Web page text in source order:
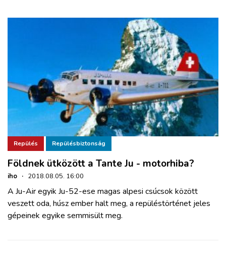
Repülés Repülésbiztonság
Földnek ütközött a Tante Ju - motorhiba?
iho · 2018.08.05. 16:00
A Ju-Air egyik Ju-52-ese magas alpesi csúcsok között
veszett oda, húsz ember halt meg, a repüléstörténet jeles
gépeinek egyike semmisült meg.